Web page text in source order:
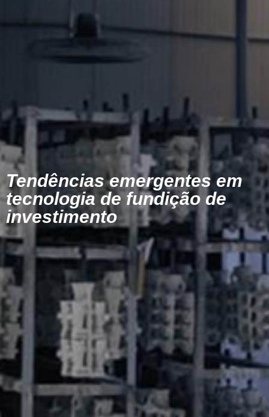
Tendências emergentes em
tecnologia de fundição de
investimento